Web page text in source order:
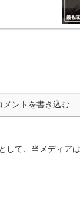
メントを書き込む
して、当メディア